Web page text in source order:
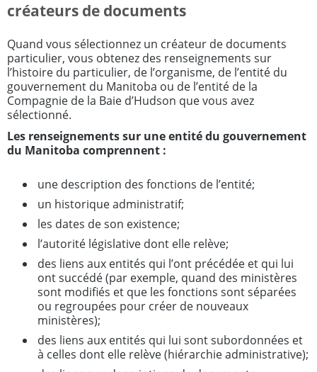
créateurs de documents
Quand vous sélectionnez un créateur de documents
particulier, vous obtenez des renseignements sur
l’histoire du particulier, de l’organisme, de l’entité du
gouvernement du Manitoba ou de l’entité de la
Compagnie de la Baie d’Hudson que vous avez
sélectionné.
Les renseignements sur une entité du gouvernement
du Manitoba comprennent :
une description des fonctions de l’entité;
un historique administratif;
les dates de son existence;
l’autorité législative dont elle relève;
des liens aux entités qui l’ont précédée et qui lui
ont succédé (par exemple, quand des ministères
sont modifiés et que les fonctions sont séparées
ou regroupées pour créer de nouveaux
ministères);
des liens aux entités qui lui sont subordonnées et
à celles dont elle relève (hiérarchie administrative);